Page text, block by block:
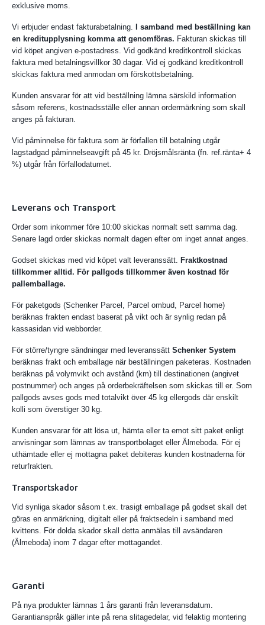
exklusive moms.
Vi erbjuder endast fakturabetalning. I samband med beställning kan
en kreditupplysning komma att genomföras. Fakturan skickas till
vid köpet angiven e-postadress. Vid godkänd kreditkontroll skickas
faktura med betalningsvillkor 30 dagar. Vid ej godkänd kreditkontroll
skickas faktura med anmodan om förskottsbetalning.
Kunden ansvarar för att vid beställning lämna särskild information
såsom referens, kostnadsställe eller annan ordermärkning som skall
anges på fakturan.
Vid påminnelse för faktura som är förfallen till betalning utgår
lagstadgad påminnelseavgift på 45 kr. Dröjsmålsränta (fn. ref.ränta+ 4
%) utgår från förfallodatumet.
Leverans och Transport
Order som inkommer före 10:00 skickas normalt sett samma dag.
Senare lagd order skickas normalt dagen efter om inget annat anges.
Godset skickas med vid köpet valt leveranssätt. Fraktkostnad
tillkommer alltid. För pallgods tillkommer även kostnad för
pallemballage.
För paketgods (Schenker Parcel, Parcel ombud, Parcel home)
beräknas frakten endast baserat på vikt och är synlig redan på
kassasidan vid webborder.
För större/tyngre sändningar med leveranssätt Schenker System
beräknas frakt och emballage när beställningen paketeras. Kostnaden
beräknas på volymvikt och avstånd (km) till destinationen (angivet
postnummer) och anges på orderbekräftelsen som skickas till er. Som
pallgods avses gods med totalvikt över 45 kg ellergods där enskilt
kolli som överstiger 30 kg.
Kunden ansvarar för att lösa ut, hämta eller ta emot sitt paket enligt
anvisningar som lämnas av transportbolaget eller Älmeboda. För ej
uthämtade eller ej mottagna paket debiteras kunden kostnaderna för
returfrakten.
Transportskador
Vid synliga skador såsom t.ex. trasigt emballage på godset skall det
göras en anmärkning, digitalt eller på fraktsedeln i samband med
kvittens. För dolda skador skall detta anmälas till avsändaren
(Älmeboda) inom 7 dagar efter mottagandet.
Garanti
På nya produkter lämnas 1 års garanti från leveransdatum.
Garantianspråk gäller inte på rena slitagedelar, vid felaktig montering